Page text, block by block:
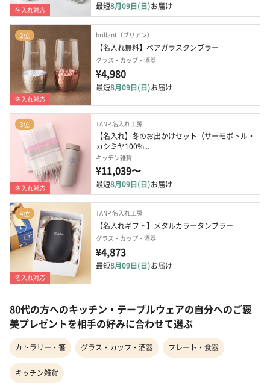
名入れ対応 最短8月09日(日)お届け
2位
名入れ対応
brillant（ブリアン）
【名入れ無料】ペアガラスタンブラー
グラス・カップ・酒器
¥4,980
最短8月09日(日)お届け
3位
名入れ対応
TANP 名入れ工房
【名入れ】冬のお出かけセット（サーモボトル・
カシミヤ100%...
キッチン雑貨
¥11,039〜
最短8月09日(日)お届け
4位
名入れ対応
TANP 名入れ工房
【名入れギフト】メタルカラータンブラー
グラス・カップ・酒器
¥4,873
最短8月09日(日)お届け
80代の方へのキッチン・テーブルウェアの自分へのご褒
美プレゼントを相手の好みに合わせて選ぶ
カトラリー・箸 グラス・カップ・酒器 プレート・食器
キッチン雑貨